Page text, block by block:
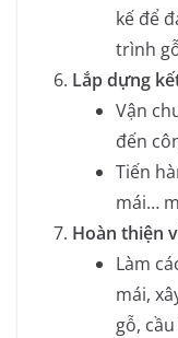
kế để
trình
Lắp dựng
Vận
đến
Tiến
mái…
Hoàn thiện
Làm
mái,
gỗ,